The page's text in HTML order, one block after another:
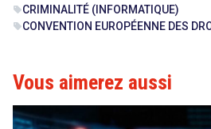
sellCRIMINALITÉ (INFORMATIQUE)
sellCONVENTION EUROPÉENNE DES
Vous aimerez aussi